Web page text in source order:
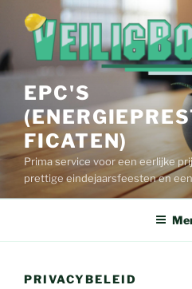
de
inhoud
EPC'S
FICATEN)
Prima service voor een eerlijke
prettige eindejaarsfeesten en
PRIVACYBELEID